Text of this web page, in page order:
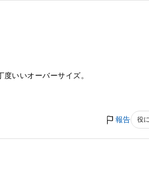
いいオーバーサイズ。
報告 役